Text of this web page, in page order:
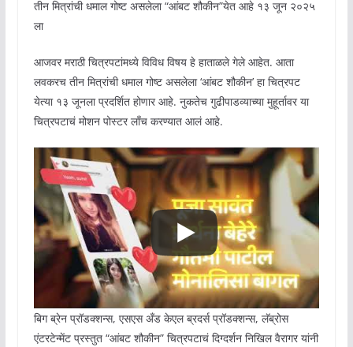
तीन मित्रांची धमाल गोष्ट असलेला “आंबट शौकीन”येत आहे १३ जून २०२५
ला
आजवर मराठी चित्रपटांमध्ये विविध विषय हे हाताळले गेले आहेत. आता
लवकरच तीन मित्रांची धमाल गोष्ट असलेला ‘आंबट शौकीन’ हा चित्रपट
येत्या १३ जूनला प्रदर्शित होणार आहे. नुकतेच गुढीपाडव्याच्या मुहूर्तावर या
चित्रपटाचं मोशन पोस्टर लाँच करण्यात आलं आहे.
बिग ब्रेन प्रॉडक्शन्स, एसएस अँड केएल ब्रदर्स प्रॉडक्शन्स, लॅब्रोस
एंटरटेन्मेंट प्रस्तुत “आंबट शौकीन” चित्रपटाचं दिग्दर्शन निखिल वैरागर यांनी